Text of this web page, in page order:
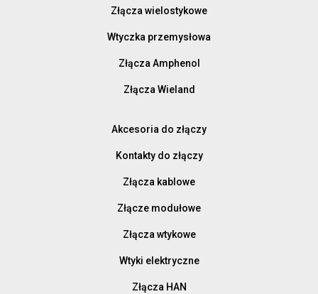
Złącza wielostykowe
Wtyczka przemysłowa
Złącza Amphenol
Złącza Wieland
Akcesoria do złączy
Kontakty do złączy
Złącza kablowe
Złącze modułowe
Złącza wtykowe
Wtyki elektryczne
Złącza HAN